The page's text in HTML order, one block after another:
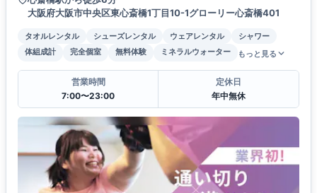
大阪府大阪市中央区東心斎橋1丁目10-1グローリー心斎橋401
タオルレンタル シューズレンタル ウェアレンタル
シャワー
体組成計
完全個室 無料体験 ミネラルウォーター もっと見る
営業時間
7:00〜23:00
定休日
年中無休